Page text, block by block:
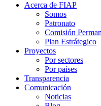
Acerca de FIAP
Somos
Patronato
Comisión
Plan Estrátegico
Proyectos
Por sectores
Por países
Transparencia
Comunicación
Noticias